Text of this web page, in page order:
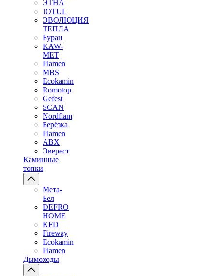
ЭТНА
JOTUL
ЭВОЛЮЦИЯ
ТЕПЛА
Буран
KAW-
MET
Plamen
MBS
Ecokamin
Romotop
Gefest
SCAN
Nordflam
Берёзка
Plamen
ABX
Эверест
Каминные
топки
Мета-
Бел
DEFRO
HOME
KFD
Fireway
Ecokamin
Plamen
Дымоходы